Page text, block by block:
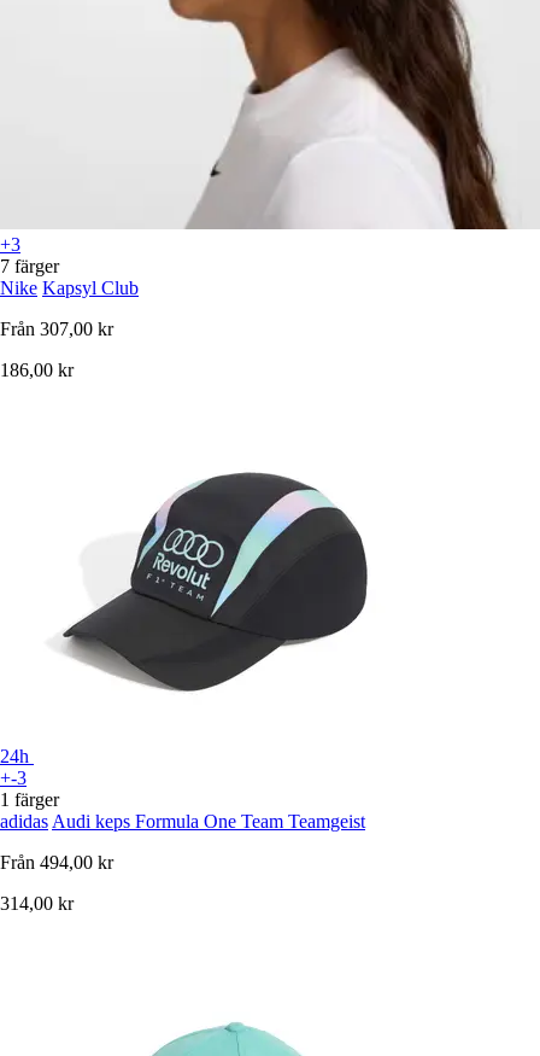
+3
7 färger
Nike Kapsyl Club
Från 307,00 kr
186,00 kr
24h
+-3
1 färger
adidas Audi keps Formula One Team Teamgeist
Från 494,00 kr
314,00 kr